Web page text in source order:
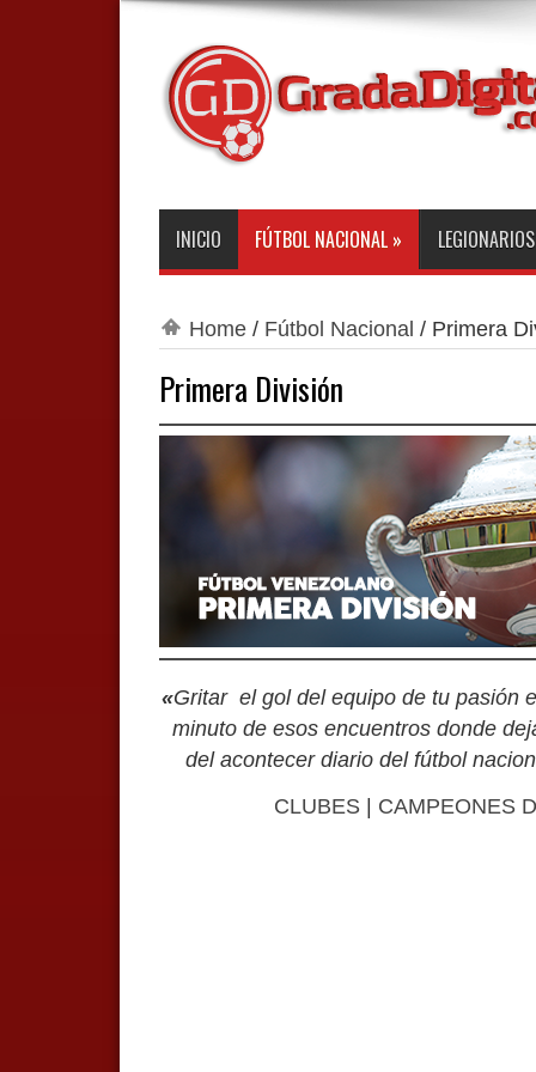
INICIO FÚTBOL NACIONAL » LEGIONARIOS
Home/ Fútbol Nacional / Primera
Primera División
«Gritar el gol del equipo de tu pasión
minuto de esos encuentros donde
del acontecer diario del fútbol
CLUBES| CAMPEONES